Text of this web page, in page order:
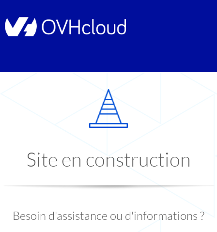
Site en construction
Besoin d'assistance ou d'informations ?